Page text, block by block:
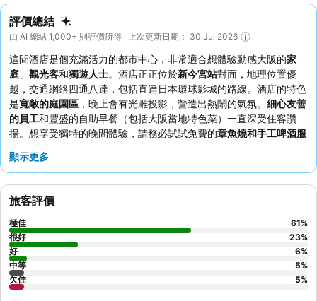
評價總結
由 AI 總結 1,000+ 則評價所得 · 上次更新日期： 30 Jul 2026
這間酒店是個充滿活力的都市中心，非常適合想體驗動感大阪的家
庭
觀光客和獨遊人士。酒店正正位於新今宮站對面，地理位置優
越，交通網絡四通八達，包括直達日本環球影城的路線。酒店的特色
是寬敞的庭園區 ，晚上會有光雕投影，營造出熱鬧的氣氛。 細心友善
的員工和豐盛的自助早餐（包括大阪當地特色菜）一直深受住客讚
揚。想享受獨特的晚間體驗，請務必試試免費的章魚燒和手工啤酒服
顯示更多
旅客評價
極佳 61%
很好
23%
好
6%
中等
5%
欠佳
5%